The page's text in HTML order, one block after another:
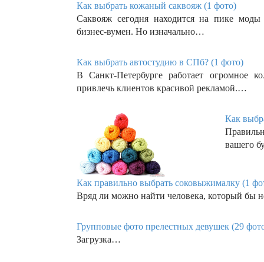
Как выбрать кожаный саквояж (1 фото)
Саквояж сегодня находится на пике
бизнес-вумен. Но изначально…
Как выбрать автостудию в СПб? (1 фото)
В Санкт-Петербурге работает огромное
привлечь клиентов красивой рекламой.…
Как
вашего
Как правильно выбрать соковыжималку (1
Вряд ли можно найти человека, который бы
Групповые фото прелестных девушек (29
Загрузка…